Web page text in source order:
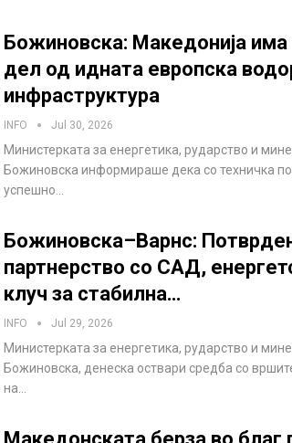
Божиновска: Македонија има
дел од идната европска
инфраструктура
INFO Jul 30, 2026
Министерката за енергетика, рударство и
Божиновска информираше дека со техничка
успешно…
Божиновска–Варнс:
партнерство со САД,
клуч за стабилна…
INFO Jul 29, 2026
Министерката за енергетика, рударство и
Божиновска, денеска оствари средба со
на…